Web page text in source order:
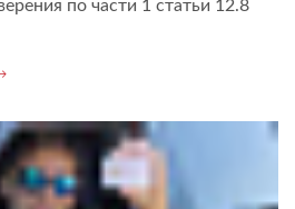
по части 1 статьи 12.8